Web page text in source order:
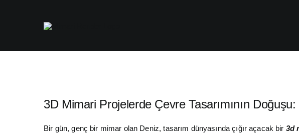
3D Mimari Projelerde Çevre Tasarımının
Bir gün, genç bir mimar olan Deniz, tasarım dünyasında çığır açacak bir 3d